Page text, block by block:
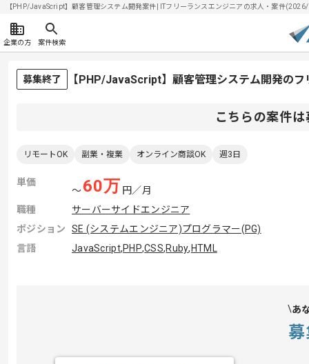
【PHP/JavaScript】顧客管理システム開発案件| ITフリーランスエンジニアの求人・案件
企業の方 案件検索
募集終了 【PHP/JavaScript】顧客管理システム開発の
こちらの案件
リモートOK 副業・複業 オンライン商談OK 週3日
単価
〜60万 円／月
職種
サーバーサイドエンジニア
ポジション
SE (システムエンジニア)プログラマー(PG)
言語
JavaScript,PHP,CSS,Ruby, HTML
あ